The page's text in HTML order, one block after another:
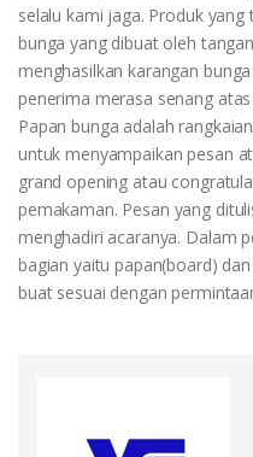
selalu kami jaga. Produk
bunga yang dibuat oleh
menghasilkan karangan
penerima merasa senang
Papan bunga adalah
untuk menyampaikan pesan
grand opening atau
pemakaman. Pesan yang
menghadiri acaranya. Dalam
bagian yaitu papan(board)
buat sesuai dengan